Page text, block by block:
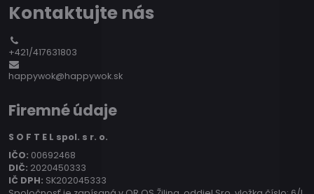
Kontaktujte nás
+421/417631803
happywok@happywok.sk
Firemné údaje
S O F T E L spol. s r. o.
IČO: 00692468
DIČ: 2020450333
IČ DPH: SK202045333